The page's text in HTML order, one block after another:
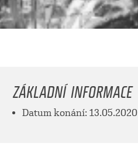
ZÁKLADNÍ INFORMACE
Datum konání: 13.05.2020